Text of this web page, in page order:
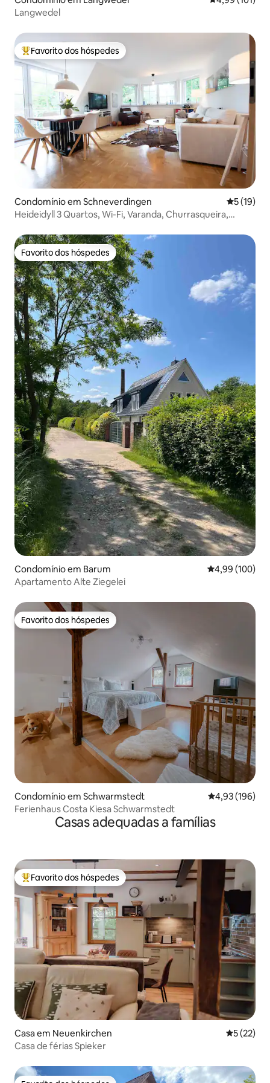
Langwedel
Favoritos dos hóspedes mais apreciados
Favorito dos hóspedes
Condomínio em Schneverdingen
5 (19)
Heideidyll 3 Quartos, Wi-Fi, Varanda, Churrasqueira,
Favorito dos hóspedes
Favorito dos hóspedes
Condomínio em Barum Classificação
4,99 (100)
Apartamento Alte Ziegelei
Favorito dos hóspedes
Favorito dos hóspedes
Condomínio em Schwarmstedt Classificação
4,93 (196)
Ferienhaus Costa Kiesa Schwarmstedt
Casas adequadas a famílias
Favoritos dos hóspedes mais apreciados
Favorito dos hóspedes
Casa em Neuenkirchen
5 (22)
Casa de férias Spieker